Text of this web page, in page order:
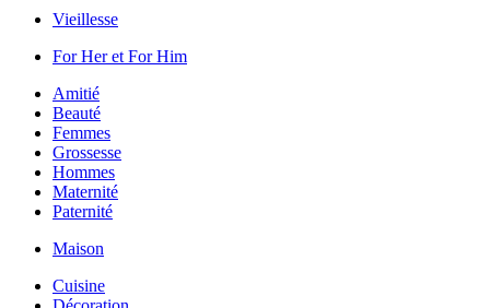
Vieillesse
For Her et For Him
Amitié
Beauté
Femmes
Grossesse
Hommes
Maternité
Paternité
Maison
Cuisine